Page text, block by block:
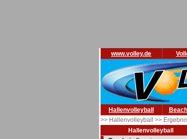
www.volley.de
Hallenvolleyball
>> Hallenvolleyball >>
Hallenvolleyball